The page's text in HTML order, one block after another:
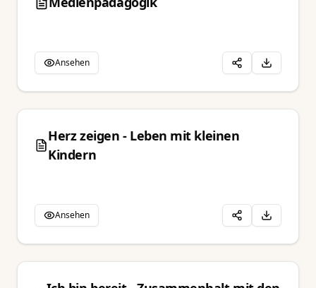
Ansehen
Herz zeigen - Leben mit kleinen
Kindern
Ansehen